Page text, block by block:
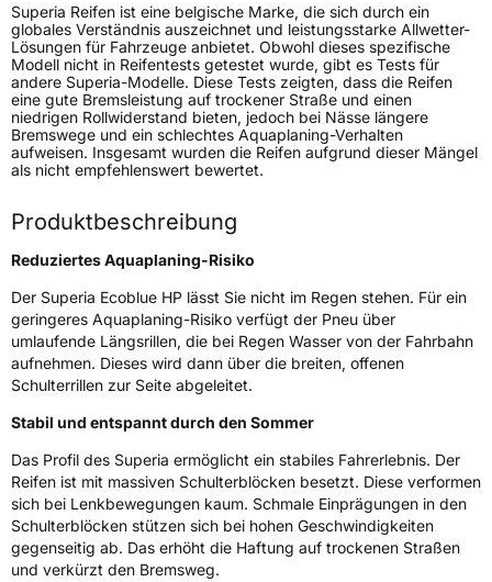
FahrzeugtypPKW
VerwendungSommerreifen
ModellnameEcoblue HP
FahrzeugartPKW & SUV
SchlauchtypTL
Zustand Neureifen
EU Label
EffizienzC
Rollgeräusch (Klasse)B
Rollgeräusch (dB)69
Superia Reifen ist eine belgische Marke, die sich durch ein
globales Verständnis auszeichnet und leistungsstarke Allwetter-
Lösungen für Fahrzeuge anbietet. Obwohl dieses spezifische
Modell nicht in Reifentests getestet wurde, gibt es Tests für
andere Superia-Modelle. Diese Tests zeigten, dass die Reifen
eine gute Bremsleistung auf trockener Straße und einen
niedrigen Rollwiderstand bieten, jedoch bei Nässe längere
Bremswege und ein schlechtes Aquaplaning-Verhalten
aufweisen. Insgesamt wurden die Reifen aufgrund dieser Mängel
als nicht empfehlenswert bewertet.
Produktbeschreibung
Reduziertes Aquaplaning-Risiko
Der Superia Ecoblue HP lässt Sie nicht im Regen stehen. Für ein
geringeres Aquaplaning-Risiko verfügt der Pneu über
umlaufende Längsrillen, die bei Regen Wasser von der Fahrbahn
aufnehmen. Dieses wird dann über die breiten, offenen
Schulterrillen zur Seite abgeleitet.
Stabil und entspannt durch den Sommer
Das Profil des Superia ermöglicht ein stabiles Fahrerlebnis. Der
Reifen ist mit massiven Schulterblöcken besetzt. Diese verformen
sich bei Lenkbewegungen kaum. Schmale Einprägungen in den
Schulterblöcken stützen sich bei hohen Geschwindigkeiten
gegenseitig ab. Das erhöht die Haftung auf trockenen Straßen
und verkürzt den Bremsweg.